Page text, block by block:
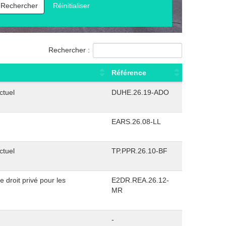
Rechercher Réinitialiser
Rechercher :
Référence
DUHE.26.19-ADO
EARS.26.08-LL
TP.PPR.26.10-BF
droit privé pour les
E2DR.REA.26.12-
MR
-